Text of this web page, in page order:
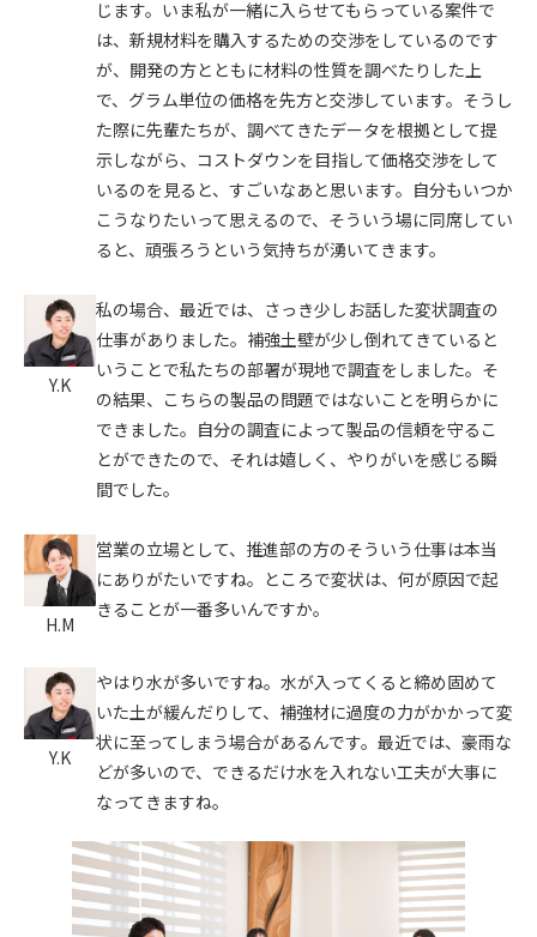
じます。いま私が一緒に入らせてもらっている案件で
は、新規材料を購入するための交渉をしているのです
が、開発の方とともに材料の性質を調べたりした上
で、グラム単位の価格を先方と交渉しています。そうし
た際に先輩たちが、調べてきたデータを根拠として提
示しながら、コストダウンを目指して価格交渉をして
いるのを見ると、すごいなあと思います。自分もいつか
こうなりたいって思えるので、そういう場に同席してい
ると、頑張ろうという気持ちが湧いてきます。
Y.K
私の場合、最近では、さっき少しお話した変状調査の
仕事がありました。補強土壁が少し倒れてきていると
いうことで私たちの部署が現地で調査をしました。そ
の結果、こちらの製品の問題ではないことを明らかに
できました。自分の調査によって製品の信頼を守るこ
とができたので、それは嬉しく、やりがいを感じる瞬
間でした。
H.M
営業の立場として、推進部の方のそういう仕事は本当
にありがたいですね。ところで変状は、何が原因で起
きることが一番多いんですか。
Y.K
やはり水が多いですね。水が入ってくると締め固めて
いた土が緩んだりして、補強材に過度の力がかかって変
状に至ってしまう場合があるんです。最近では、豪雨な
どが多いので、できるだけ水を入れない工夫が大事に
なってきますね。